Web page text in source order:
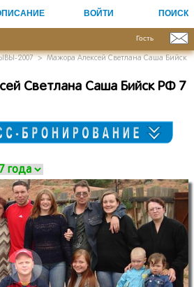
ВОЙТИ ПОИСК
Гость
2007>Мажора Алексей Светлана Саша Бийск
Светлана Саша Бийск РФ 7